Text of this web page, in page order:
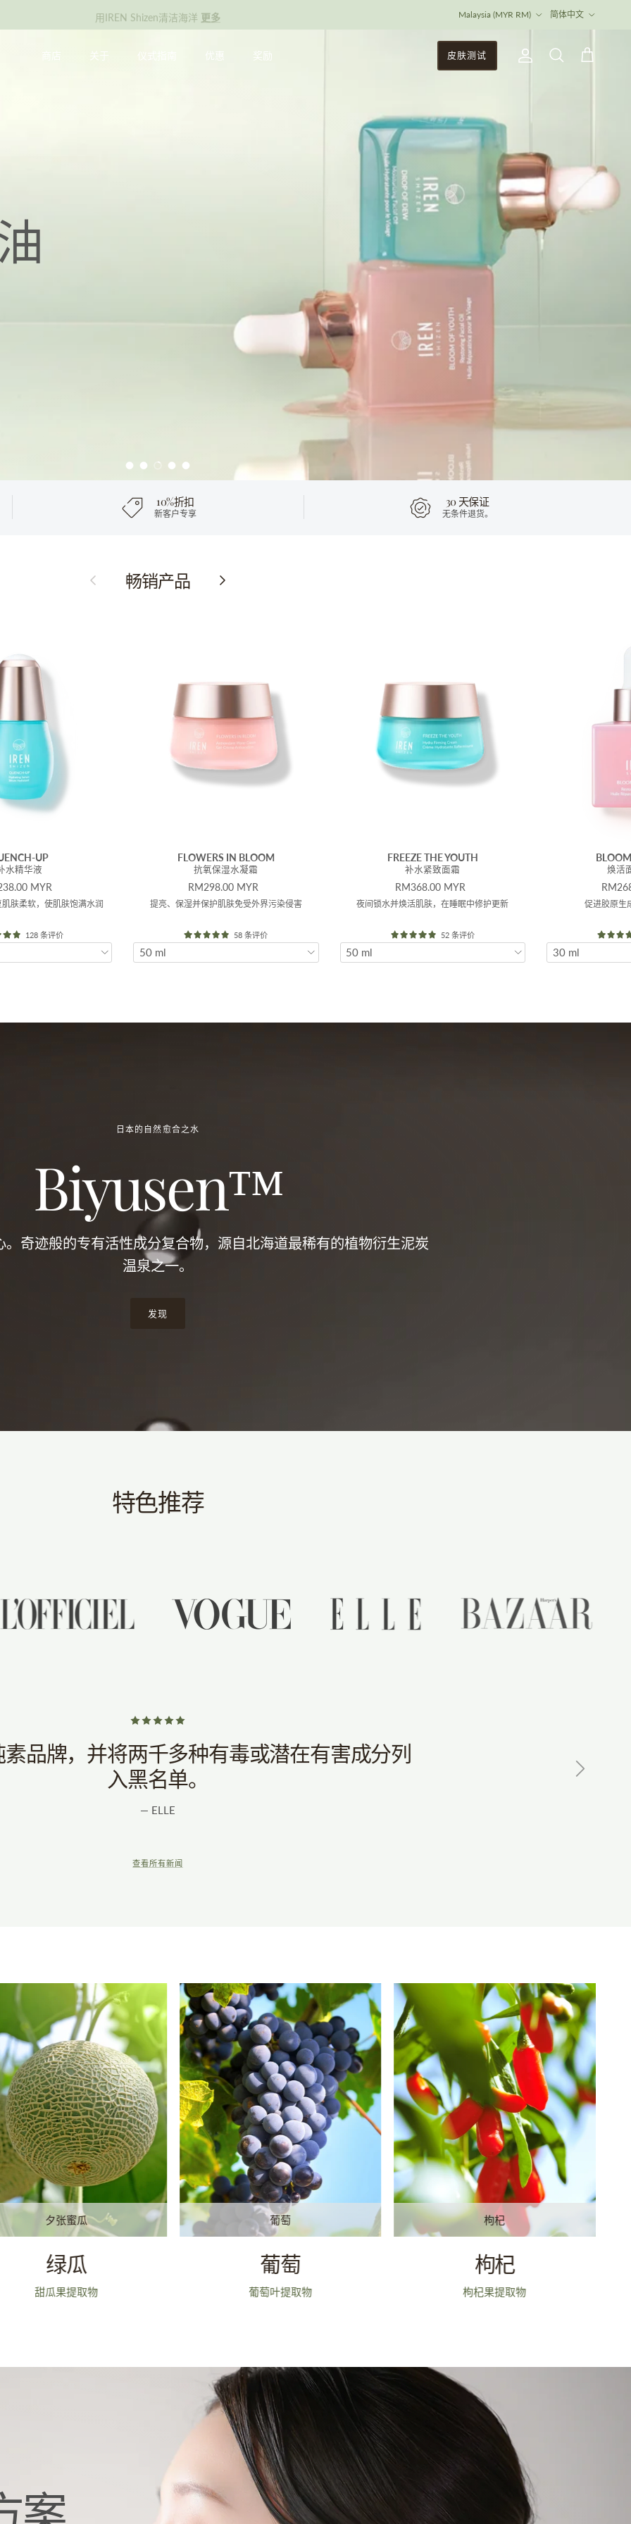
用IREN Shizen清洁海洋 更多 Malaysia (MYR RM) 简体中文
商店 关于 仪式指南 优惠 奖励 皮肤测试
搜索 购物袋
加载幻灯片 1 的 5
加载幻灯片 2 的 5
加载幻灯片 3 的 5
加载幻灯片 4 的 5
加载幻灯片 5 的 5
10%折扣
新客户专享
30 天保证
无条件退货。
上一页 畅销产品 下一步
UP
水精华液
MYR
肤柔软，使肌肤饱满水润
128 条评价
FLOWERS IN BLOOM
抗氧保湿水凝霜
原价
RM298.00 MYR
提亮、保湿并保护肌肤免受外界污染侵害
58 条评价
50 ml
FREEZE THE YOUTH
补水紧致面霜
原价
RM368.00 MYR
夜间锁水并焕活肌肤，在睡眠中修护更新
52 条评价
50 ml
焕活
原价
促进胶原生
30 ml
日本的自然愈合之水
Biyusen™
。奇迹般的专有活性成分复合物，源自北海道最稀有的植物衍生泥炭
温泉之一。
发现
特色推荐
品牌，并将两千多种有毒或潜在有害成分列
入黑名单。
— ELLE
下一步
查看所有新闻
夕张蜜瓜
绿瓜
甜瓜果提取物
葡萄
葡萄
葡萄叶提取物
枸杞
枸杞
枸杞果提取物
案